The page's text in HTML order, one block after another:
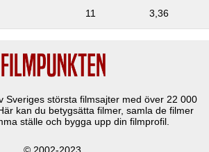
11 3,36
Sveriges största filmsajter med över 22 000
kan du betygsätta filmer, samla de filmer
ställe och bygga upp din filmprofil.